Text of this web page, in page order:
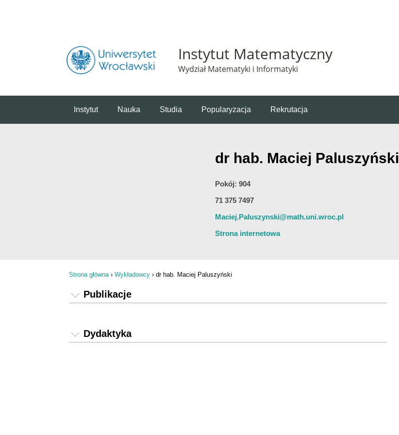
Instytut Matematyczny
Wydział Matematyki i Informatyki
Instytut Nauka Studia Popularyzacja Rekrutacja
dr hab. Maciej Paluszyński
Pokój: 904
71 375 7497
Maciej.Paluszynski@math.uni.wroc.pl
Strona internetowa
Strona główna› Wykładowcy › dr hab. Maciej Paluszyński
Publikacje
Dydaktyka